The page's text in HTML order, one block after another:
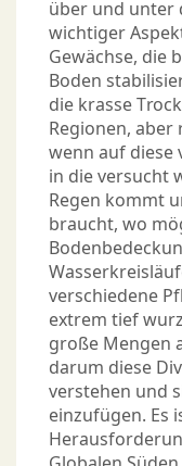
über und unter
wichtiger
Gewächse, die
Boden
die krasse
Regionen,
wenn auf diese
in die versucht
Regen kommt
braucht, wo
verschiedene
extrem tief
große Mengen
darum diese
verstehen und
einzufügen. Es